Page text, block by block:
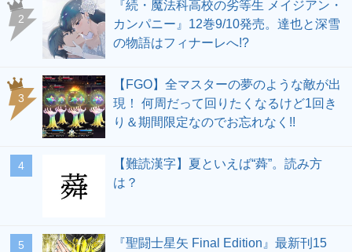
2
『続・魔法科高校の劣等生 メイジアン・
カンパニー』12巻9/10発売。達也と深雪
の物語はフィナーレへ!?
3
【FGO】全マスターの夢のような敵が出
現！ 何周だって回りたくなるけど1回き
り＆期間限定なのでお忘れなく!!
4
【難読漢字】夏といえば“蕣”。読み方
は？
5
『聖闘士星矢 Final Edition』最新刊15